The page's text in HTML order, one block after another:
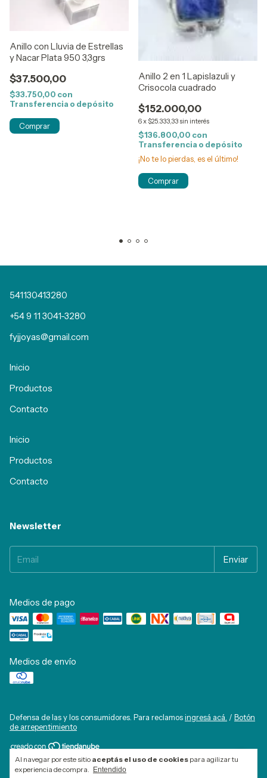
Al navegar por este sitio aceptás el uso de cookies para agilizar tu
experiencia de compra.
Entendido
Anillo con Lluvia de Estrellas
y Nacar Plata 950 3,3grs
$37.500,00
$33.750,00 con
Transferencia o depósito
Comprar
Anillo 2 en 1 Lapislazuli y
Crisocola cuadrado
$152.000,00
6 x$25.333,33 sin interés
$136.800,00 con
Transferencia o depósito
¡No te lo pierdas, es el último!
Comprar
541130413280
+54 9 11 3041-3280
fyjjoyas@gmail.com
Inicio
Productos
Contacto
Inicio
Productos
Contacto
Newsletter
Medios de pago
Medios de envío
Defensa de las y los consumidores. Para reclamosingresá acá. / Botón
de arrepentimiento
Copyright Fyjjoyas - 2026. Todos los derechos reservados.